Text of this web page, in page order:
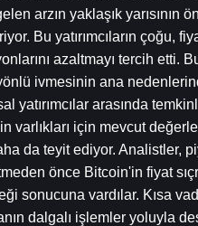
arzın yaklaşık yarısının
Bu yatırımcıların çoğu,
azaltmayı tercih etti.
ivmesinin ana
yatırımcılar arasında
varlıkları için mevcut
da teyit ediyor. Analistler,
önce Bitcoin'in fiyat
sonucuna vardılar. Kısa
dalgalı işlemler yoluyla